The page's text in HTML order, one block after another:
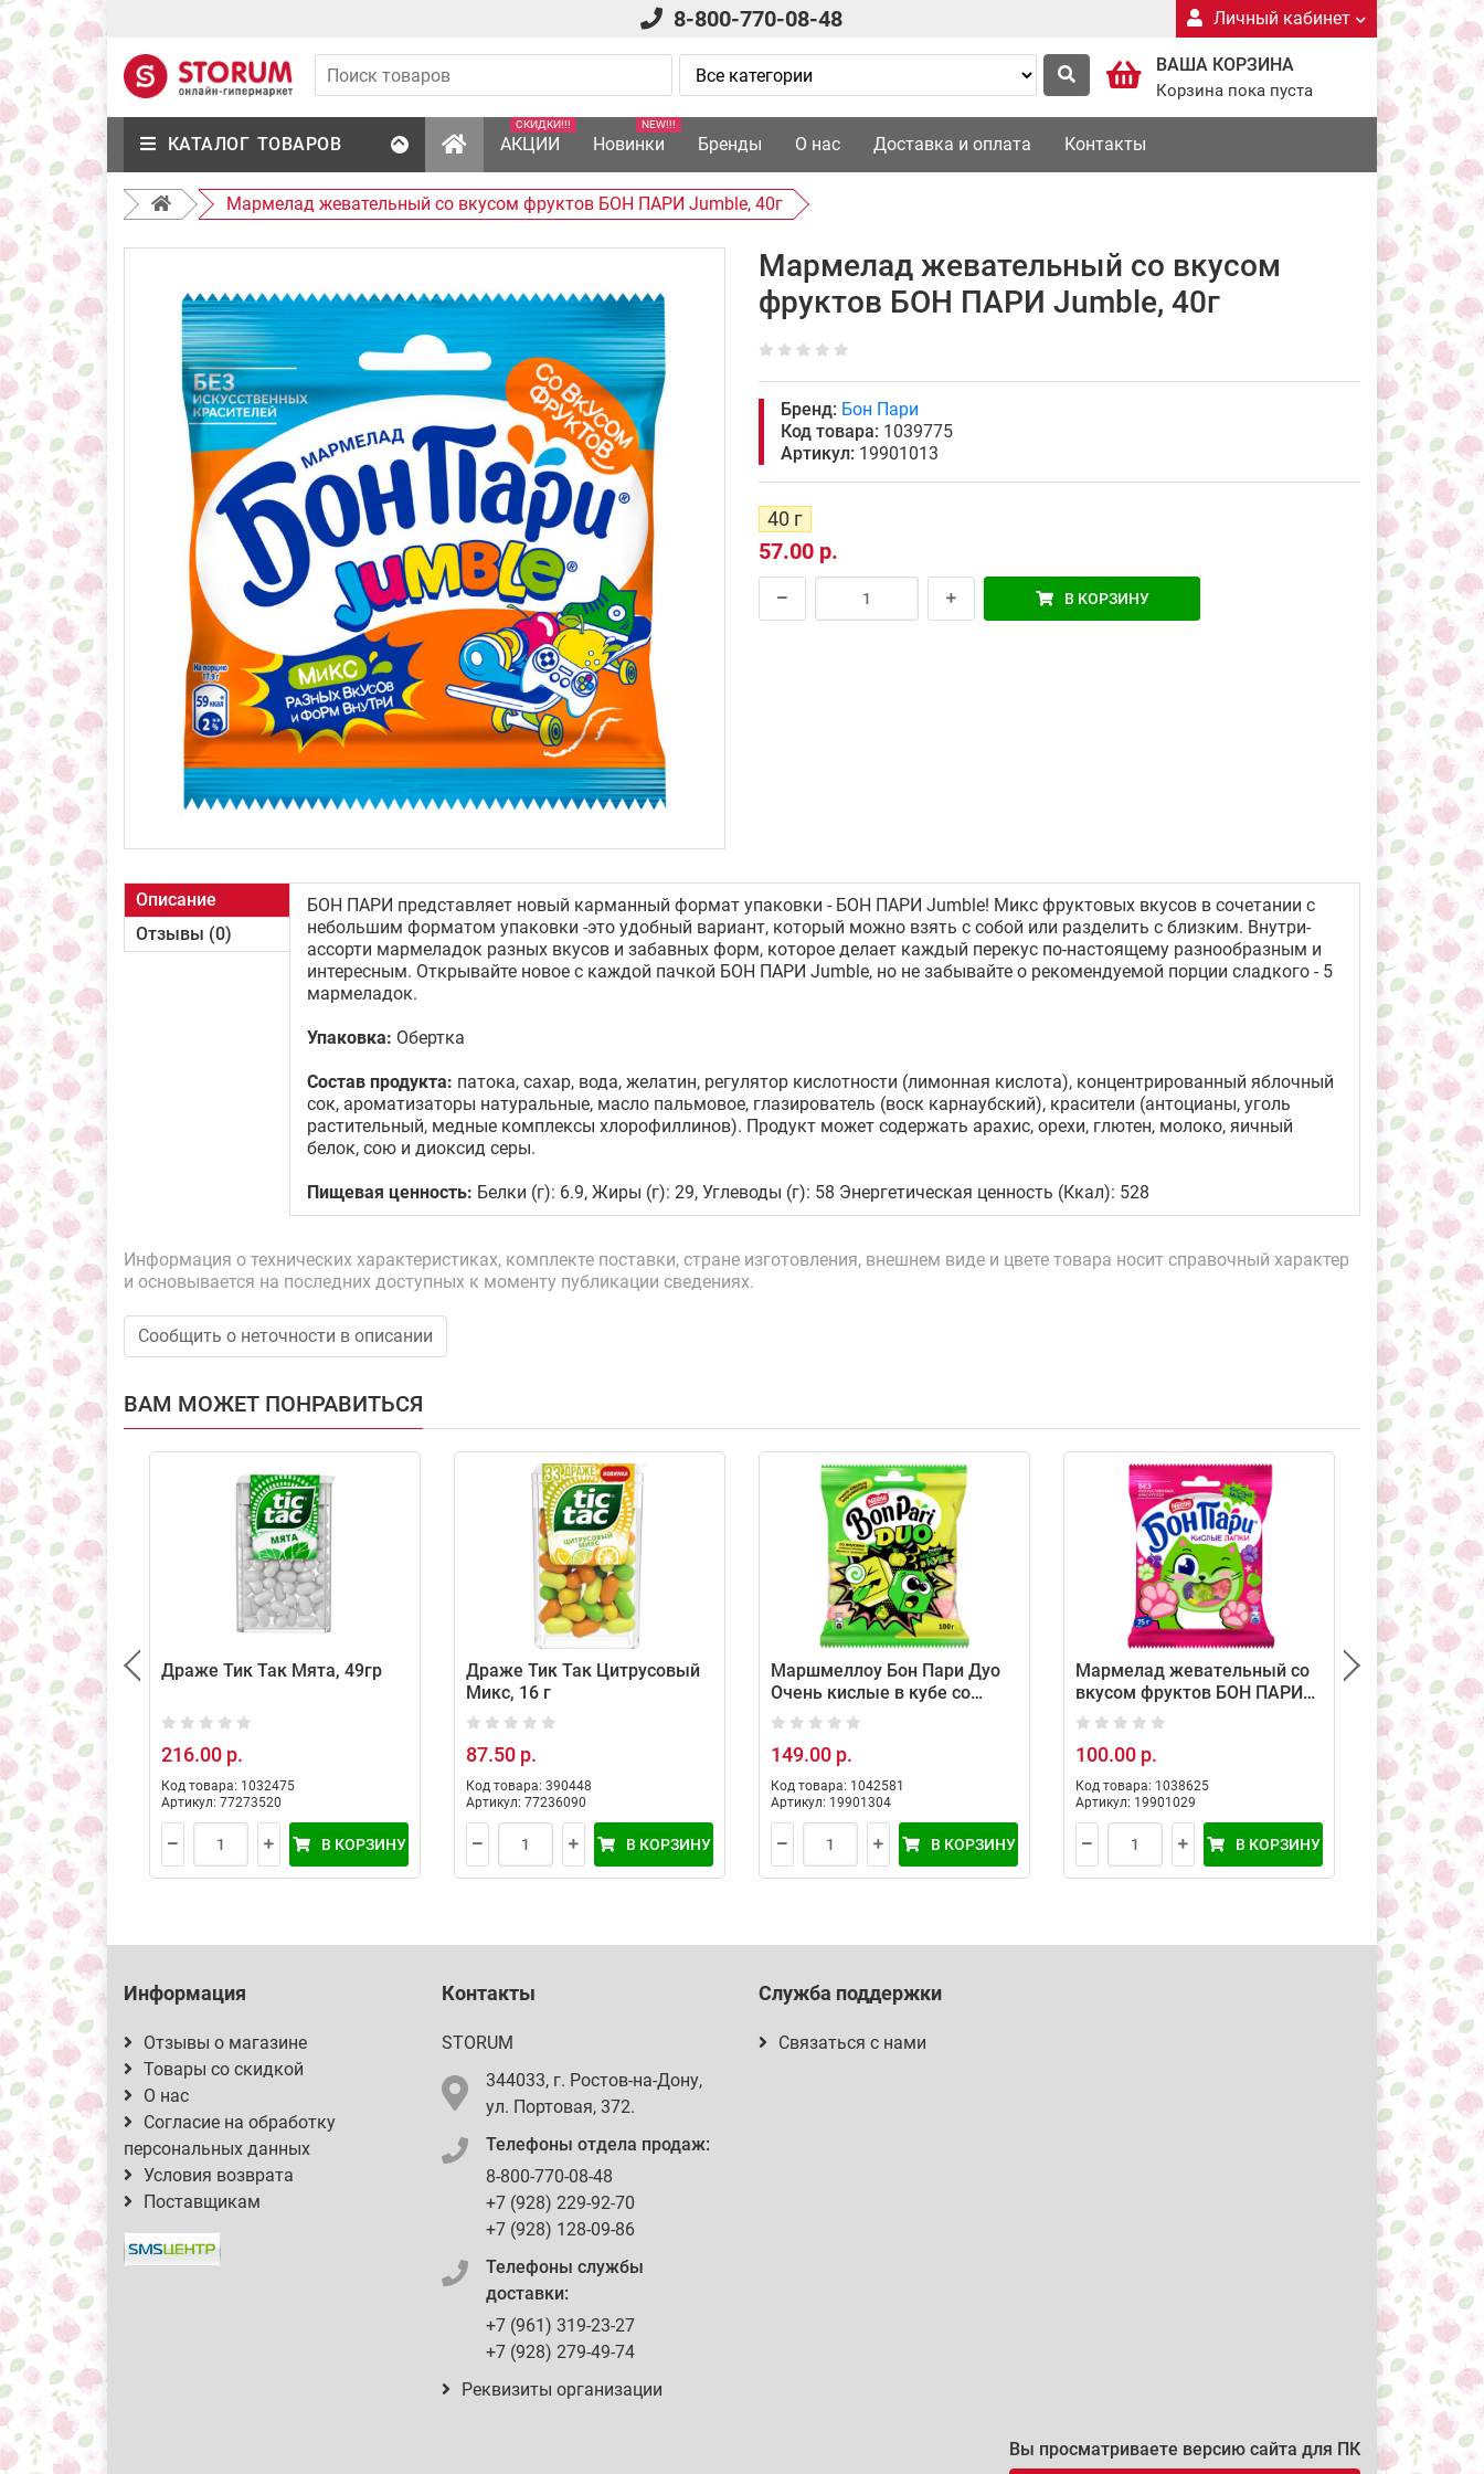
8-800-770-08-48 Личный кабинет
ВАША КОРЗИНА
Корзина пока пуста
КАТАЛОГ ТОВАРОВ АКЦИИ
СКИДКИ!!!
Новинки
NEW!!!
Бренды О нас Доставка и оплата Контакты
Мармелад жевательный со вкусом фруктов БОН ПАРИ Jumble, 40г
Мармелад жевательный со вкусом
фруктов БОН ПАРИ Jumble, 40г
Бренд: Бон Пари
Код товара: 1039775
Артикул: 19901013
40 г
57.00 р.
В КОРЗИНУ
Описание
Отзывы (0)
БОН ПАРИ представляет новый карманный формат упаковки - БОН ПАРИ Jumble! Микс фруктовых вкусов в сочетании с
небольшим форматом упаковки -это удобный вариант, который можно взять с собой или разделить с близким. Внутри-
ассорти мармеладок разных вкусов и забавных форм, которое делает каждый перекус по-настоящему разнообразным и
интересным. Открывайте новое с каждой пачкой БОН ПАРИ Jumble, но не забывайте о рекомендуемой порции сладкого - 5
мармеладок.
Упаковка: Обертка
Состав продукта: патока, сахар, вода, желатин, регулятор кислотности (лимонная кислота), концентрированный яблочный
сок, ароматизаторы натуральные, масло пальмовое, глазирователь (воск карнаубский), красители (антоцианы, уголь
растительный, медные комплексы хлорофиллинов). Продукт может содержать арахис, орехи, глютен, молоко, яичный
белок, сою и диоксид серы.
Пищевая ценность: Белки (г): 6.9, Жиры (г): 29, Углеводы (г): 58 Энергетическая ценность (Ккал): 528
Информация о технических характеристиках, комплекте поставки, стране изготовления, внешнем виде и цвете товара носит справочный характер
и основывается на последних доступных к моменту публикации сведениях.
Сообщить о неточности в описании
ВАМ МОЖЕТ ПОНРАВИТЬСЯ
Драже Тик Так Мята, 49гр
216.00 р.
Код товара: 1032475
Артикул: 77273520
В КОРЗИНУ
Драже Тик Так Цитрусовый
Микс, 16 г
87.50 р.
Код товара: 390448
Артикул: 77236090
В КОРЗИНУ
Маршмеллоу Бон Пари Дуо
Очень кислые в кубе со
вкусом кислых фруктов,
149.00 р.
Код товара: 1042581
Артикул: 19901304
В КОРЗИНУ
Мармелад жевательный со
вкусом фруктов БОН ПАРИ
Кислые лапки, 75 г
100.00 р.
Код товара: 1038625
Артикул: 19901029
В КОРЗИНУ
Фруктовая
Пари
48.00 р.
Код товара:
Артикул:
Информация
Отзывы о магазине
Товары со скидкой
О нас
Согласие на обработку
персональных данных
Условия возврата
Поставщикам
Контакты
STORUM
344033, г. Ростов-на-Дону,
ул. Портовая, 372.
Телефоны отдела продаж:
8-800-770-08-48
+7 (928) 229-92-70
+7 (928) 128-09-86
Телефоны службы
доставки:
+7 (961) 319-23-27
+7 (928) 279-49-74
Реквизиты организации
Служба поддержки
Связаться с нами
Вы просматриваете версию сайта для ПК